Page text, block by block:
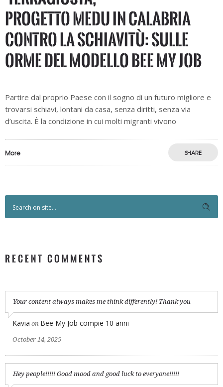
progetto Medu in Calabria
contro la schiavitù: sulle
orme del modello Bee My Job
Partire dal proprio Paese con il sogno di un futuro migliore e
trovarsi schiavi, lontani da casa, senza diritti, senza via
d’uscita. È la condizione in cui molti migranti vivono
More SHARE
RECENT COMMENTS
Your content always makes me think differently! Thank you
Kavia on Bee My Job compie 10 anni
October 14, 2025
Hey people!!!!! Good mood and good luck to everyone!!!!!